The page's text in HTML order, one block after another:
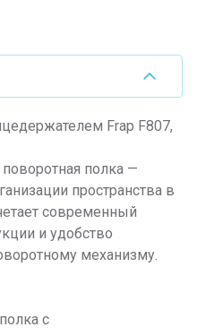
Frap F807,
полка —
пространства в
современный
и удобство
механизму.
с